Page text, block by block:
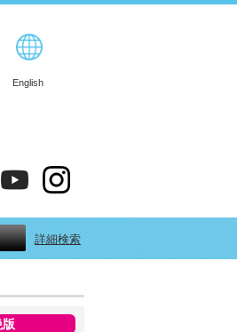
English
詳細検索